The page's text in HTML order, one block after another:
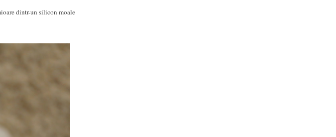
dintr-un silicon moale